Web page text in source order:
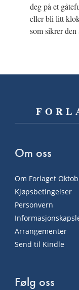
deg på et
eller bli litt
som sikrer den
Om oss
Om Forlaget
Kjøpsbetingelser
Personvern
Arrangementer
Send til Kindle
Følg oss